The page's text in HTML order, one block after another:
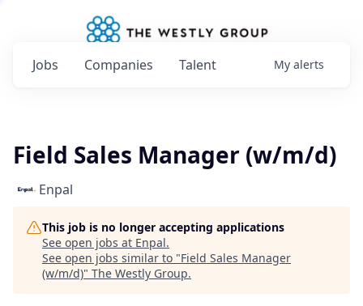
Jobs Companies Talent My alerts
Field Sales Manager (w/m/d)
Enpal
This job is no longer accepting applications
See open jobs at Enpal.
See open jobs similar to "Field Sales Manager
(w/m/d)" The Westly Group.